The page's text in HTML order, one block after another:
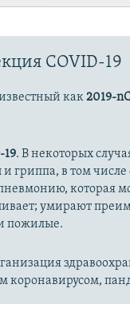
COVID-19
как2019-
19. В некоторых
гриппа, в том
которая
умирают
пожилые.
коронавирусом,